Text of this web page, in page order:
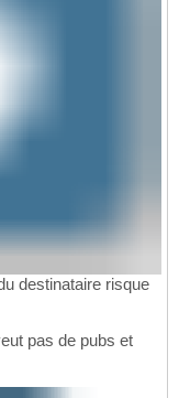
destinataire risque
pas de pubs et